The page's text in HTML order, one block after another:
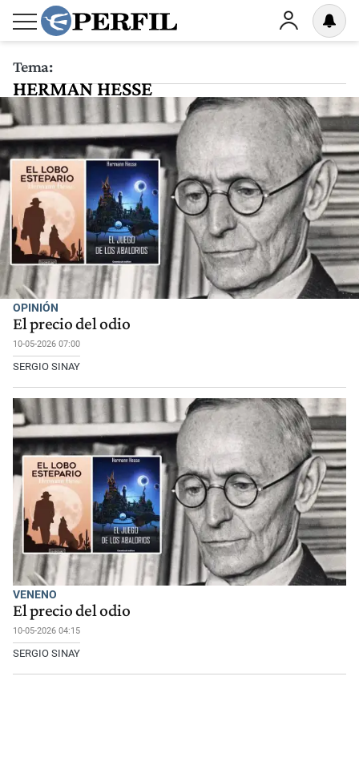
Tema:
HERMAN HESSE
OPINIÓN
El precio del odio
10-05-2026 07:00
SERGIO SINAY
VENENO
El precio del odio
10-05-2026 04:15
SERGIO SINAY